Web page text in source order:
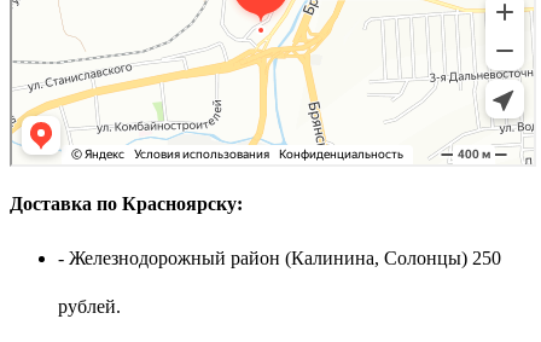
Доставка по Красноярску:
- Железнодорожный район (Калинина, Солонцы) 250
рублей.